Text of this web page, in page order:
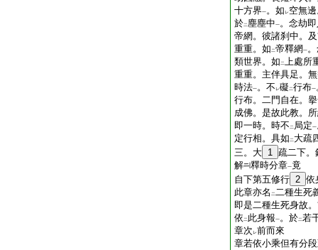
十方界一。如 レ空無
於二塵塵中一。念劫
帝網。彼諸刹中。
重重。如 二帝釋網一
類世界。如 二上處所
重重。主伴具足。
時法一。不 レ礙 二行布一
行布。二門自在。
成佛。是故此教。
即一時。時不 二 局定一
定行相。具如 二 大疏
三。大 1 疏二下。
解
釋時分章一竟
自下第五修行 2 依
此章亦名 二二種生死
即是二種生死身故
依 二 此身報一。於二若
章次 レ前而來
章若依小乘但有分